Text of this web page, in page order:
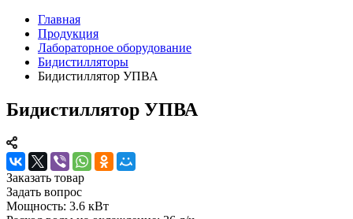
Главная
Продукция
Лабораторное оборудование
Бидистилляторы
Бидистиллятор УПВА
Бидистиллятор УПВА
Заказать товар
Задать вопрос
Мощность: 3.6 кВт